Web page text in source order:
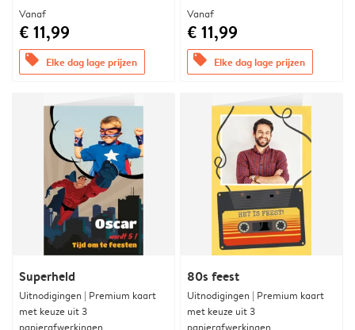
Vanaf
€ 11,99
offers Elke dag lage prijzen
Vanaf
€ 11,99
offers Elke dag lage prijzen
Superheld
Uitnodigingen | Premium kaart
met keuze uit 3
papierafwerkingen
80s feest
Uitnodigingen | Premium kaart
met keuze uit 3
papierafwerkingen